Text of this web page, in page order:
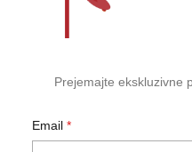
Prejemajte ekskluzivne
Email